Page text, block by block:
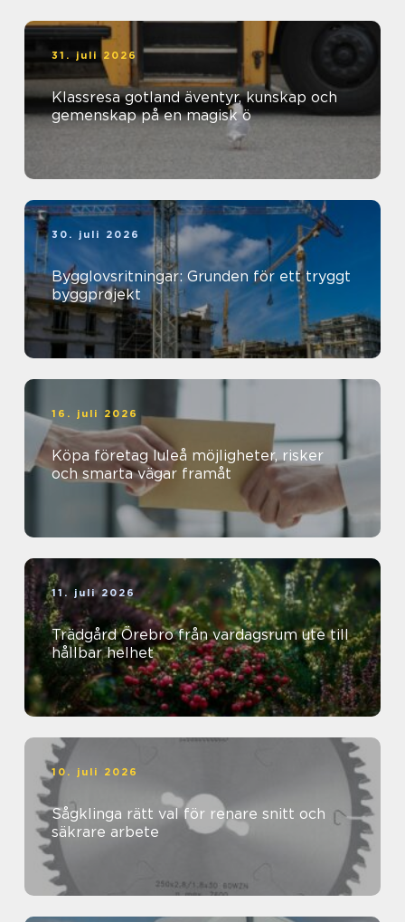
31. juli 2026
Klassresa gotland äventyr, kunskap och
gemenskap på en magisk ö
30. juli 2026
Bygglovsritningar: Grunden för ett tryggt
byggprojekt
16. juli 2026
Köpa företag luleå möjligheter, risker
och smarta vägar framåt
11. juli 2026
Trädgård Örebro från vardagsrum ute till
hållbar helhet
10. juli 2026
Sågklinga rätt val för renare snitt och
säkrare arbete